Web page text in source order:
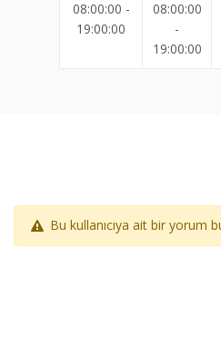
08:00:00 -
19:00:00
08:00:00
-
19:00:00
Bu kullanıcıya ait bir yorum